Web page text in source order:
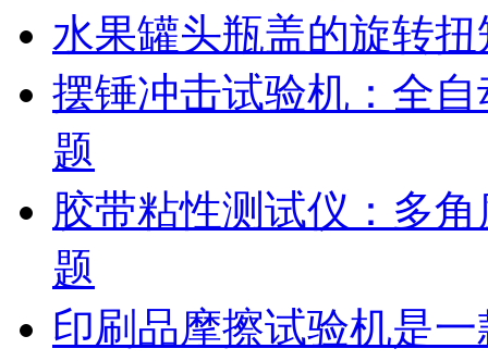
水果罐头瓶盖的旋转
摆锤冲击试验机：全
题
胶带粘性测试仪：多
题
印刷品摩擦试验机是